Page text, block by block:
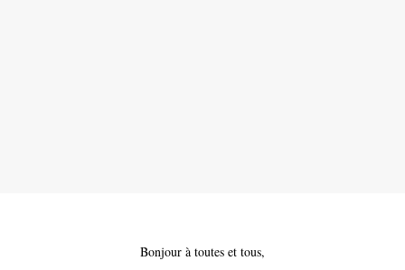
Bonjour à toutes et tous,